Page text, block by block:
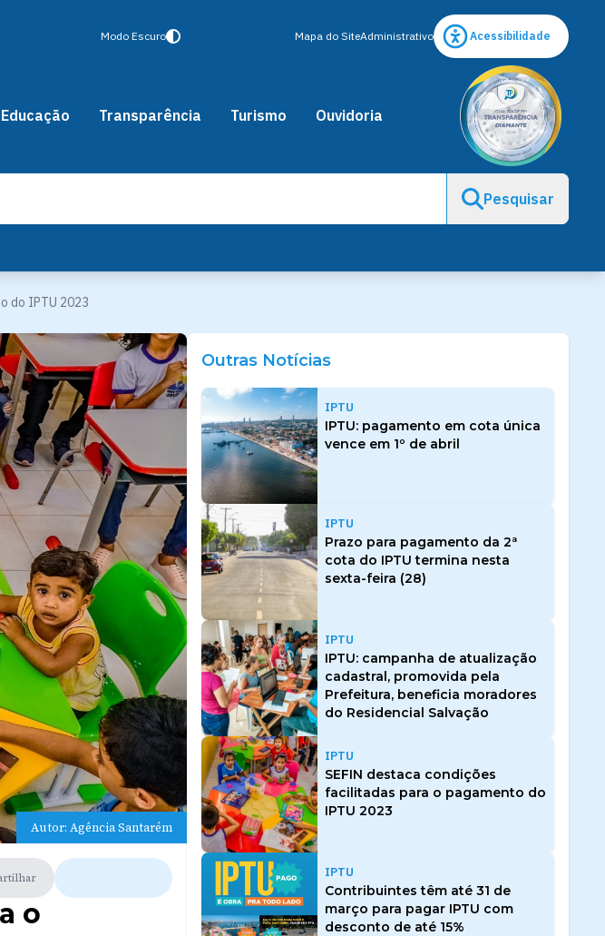
Modo Escuro Mapa do SiteAdministrativo Acessibilidade
Educação Transparência Turismo Ouvidoria
Pesquisar
do IPTU 2023
Autor: Agência Santarém
o
Outras Notícias
IPTU
IPTU: pagamento em cota única
vence em 1º de abril
IPTU
Prazo para pagamento da 2ª
cota do IPTU termina nesta
sexta-feira (28)
IPTU
IPTU: campanha de atualização
cadastral, promovida pela
Prefeitura, beneficia moradores
do Residencial Salvação
IPTU
SEFIN destaca condições
facilitadas para o pagamento do
IPTU 2023
IPTU
Contribuintes têm até 31 de
março para pagar IPTU com
desconto de até 15%